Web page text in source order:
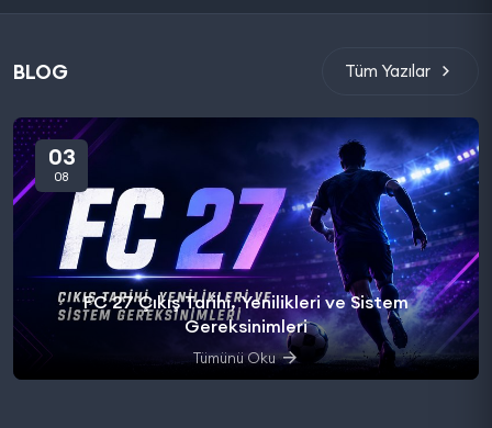
BLOG Tüm Yazılar
03
08
FC 27 Çıkış Tarihi, Yenilikleri ve Sistem
Gereksinimleri
Tümünü Oku